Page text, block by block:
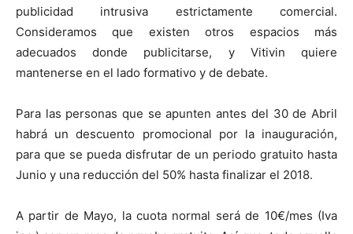
publicidad intrusiva estrictamente comercial.
Consideramos que existen otros espacios más
adecuados donde publicitarse, y Vitivin quiere
mantenerse en el lado formativo y de debate.
Para las personas que se apunten antes del 30 de Abril
habrá un descuento promocional por la inauguración,
para que se pueda disfrutar de un periodo gratuito hasta
Junio y una reducción del 50% hasta finalizar el 2018.
A partir de Mayo, la cuota normal será de 10€/mes (Iva